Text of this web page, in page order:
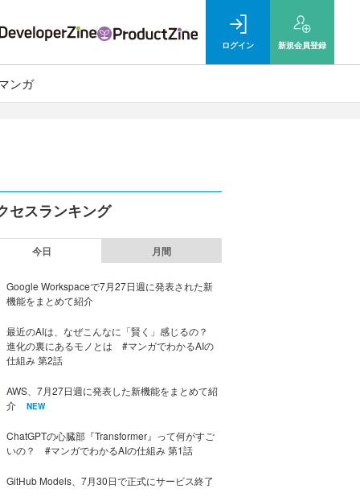
ログイン 新規会員登録
ンガ
セスランキング
今日 月間
Google Workspaceで7月27日週に発表された新
機能をまとめて紹介
最近のAIは、なぜこんなに「賢く」感じるの？
進化の裏にあるモノとは #マンガでわかるAIの
仕組み 第2話
AWS、7月27日週に発表した新機能をまとめて紹
介
NEW
ChatGPTの心臓部『Transformer』って何がすご
いの？ #マンガでわかるAIの仕組み 第1話
GitHub Models、7月30日で正式にサービス終了